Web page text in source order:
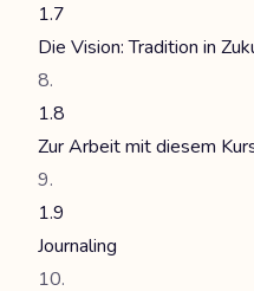
1.7
Die Vision: Tradition in
1.8
Zur Arbeit mit diesem
1.9
Journaling